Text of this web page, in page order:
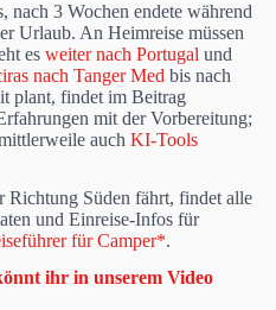
nach 3 Wochen endete während
Urlaub. An Heimreise müssen
es weiter nach Portugal und
nach Tanger Med bis nach
plant, findet im Beitrag
mit der Vorbereitung;
auch KI-Tools
Richtung Süden fährt, findet alle
und Einreise-Infos für
für Camper*.
ihr in unserem Video